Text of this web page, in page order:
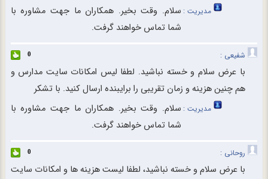
مدیریت : سلام. وقت بخیر. همکاران ما جهت مشاوره با
شما تماس خواهند گرفت.
شفیعی : 0
با عرض سلام و خسته نباشید. لطفا لیس امکانات سایت مدارس و
هم چنین هزینه و زمان تقریبی را برایبنده ارسال کنید. با تشکر
مدیریت : سلام. وقت بخیر. همکاران ما جهت مشاوره با
شما تماس خواهند گرفت.
روحانی : 0
با عرض سلام و خسته نباشید، لطفا لیست هزینه ها و امکانات سایت